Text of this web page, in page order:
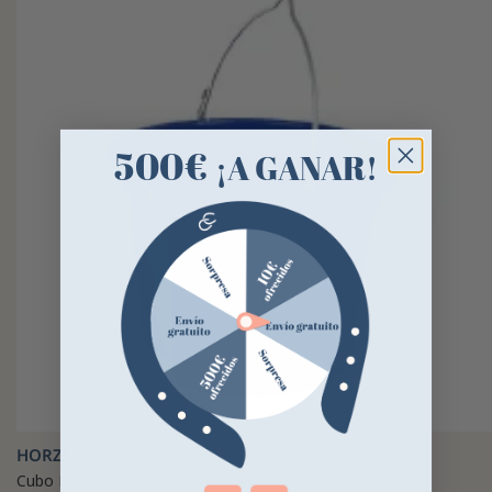
HORZE
Cubo Horze
500€ ¡A GANAR!